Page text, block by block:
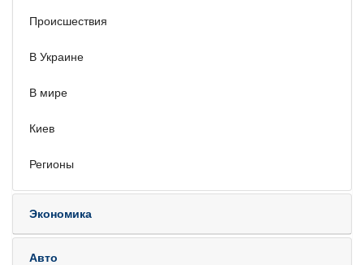
Происшествия
В Украине
В мире
Киев
Регионы
Экономика
Авто